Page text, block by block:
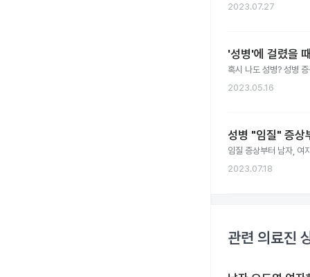
2023.07.27
'성병'에 걸렸을
혹시 나도 성병? 성병
2023.05.16
성병 "임질" 증상
임질 증상부터 남자, 여
2023.07.18
관련 의료진